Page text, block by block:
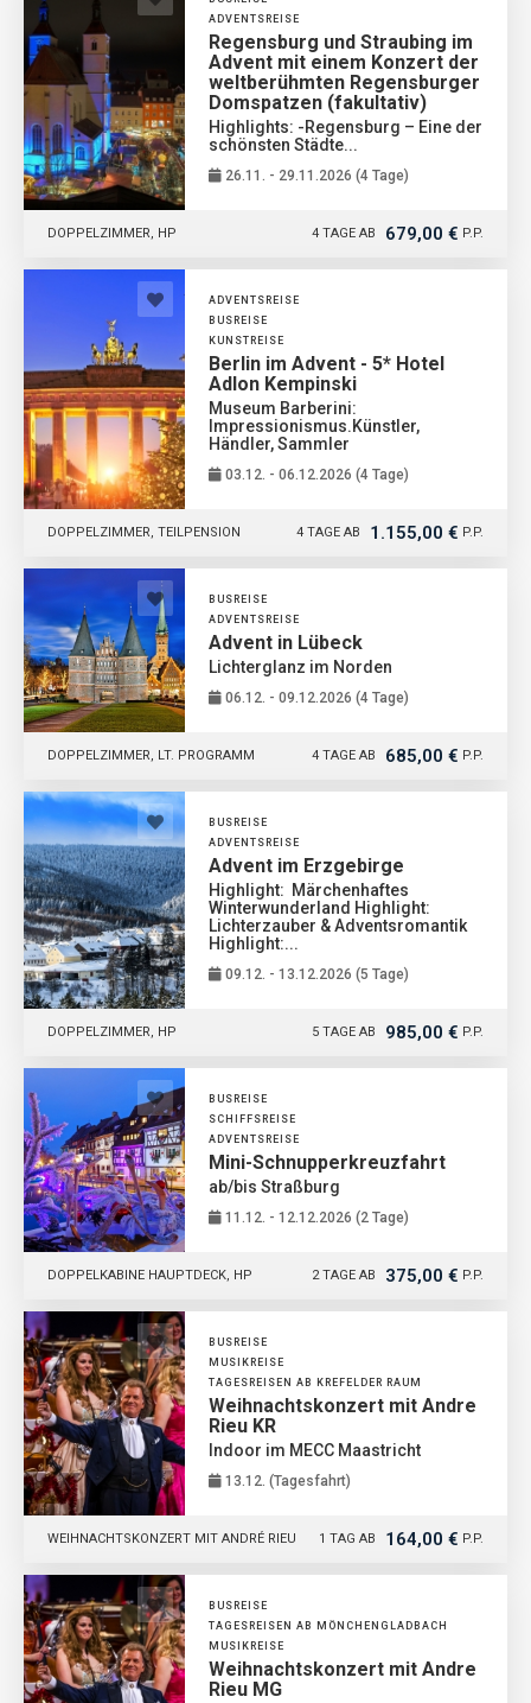
ADVENTSREISE
Regensburg und Straubing im
Advent mit einem Konzert der
weltberühmten Regensburger
Domspatzen (fakultativ)
Highlights: -Regensburg – Eine der
schönsten Städte...
26.11. - 29.11.2026 (4 Tage)
4 TAGE AB 679,00 € P.P.
DOPPELZIMMER, HP
ADVENTSREISE
BUSREISE
KUNSTREISE
Berlin im Advent - 5* Hotel
Adlon Kempinski
Museum Barberini:
Impressionismus.Künstler,
Händler, Sammler
03.12. - 06.12.2026 (4 Tage)
4 TAGE AB 1.155,00 € P.P.
DOPPELZIMMER, TEILPENSION
BUSREISE
ADVENTSREISE
Advent in Lübeck
Lichterglanz im Norden
06.12. - 09.12.2026 (4 Tage)
4 TAGE AB 685,00 € P.P.
DOPPELZIMMER, LT. PROGRAMM
BUSREISE
ADVENTSREISE
Advent im Erzgebirge
Highlight: Märchenhaftes
Winterwunderland Highlight:
Lichterzauber & Adventsromantik
Highlight:...
09.12. - 13.12.2026 (5 Tage)
5 TAGE AB 985,00 € P.P.
DOPPELZIMMER, HP
BUSREISE
SCHIFFSREISE
ADVENTSREISE
Mini-Schnupperkreuzfahrt
ab/bis Straßburg
11.12. - 12.12.2026 (2 Tage)
2 TAGE AB 375,00 € P.P.
DOPPELKABINE HAUPTDECK, HP
BUSREISE
MUSIKREISE
TAGESREISEN AB KREFELDER RAUM
Weihnachtskonzert mit Andre
Rieu KR
Indoor im MECC Maastricht
13.12. (Tagesfahrt)
1 TAG AB 164,00 € P.P.
WEIHNACHTSKONZERT MIT ANDRÉ RIEU
BUSREISE
TAGESREISEN AB MÖNCHENGLADBACH
MUSIKREISE
Weihnachtskonzert mit Andre
Rieu MG